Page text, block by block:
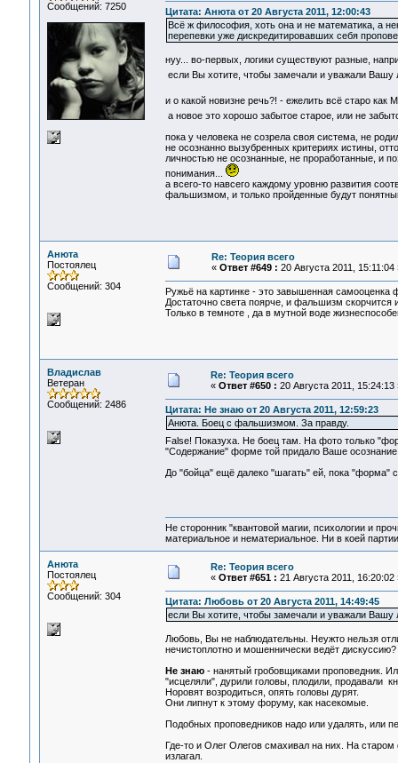
Сообщений: 7250
Цитата: Анюта от 20 Августа 2011, 12:00:43
Всё ж философия, хоть она и не математика, а
перепевки уже дискредитировавших себя
нуу... во-первых, логики существуют разные,
если Вы хотите, чтобы замечали и уважали Вашу
и о какой новизне речь?! - ежелить всё старо как
а новое это хорошо забытое старое, или не
пока у человека не созрела своя система, не
не осознанно вызубренных критериях истины,
личностью не осознанные, не проработанные, и
понимания...
а всего-то навсего каждому уровню развития
фальшизмом, и только пройденные будут
Анюта
Постоялец
Сообщений: 304
Re: Теория всего
« Ответ #649 : 20 Августа 2011, 15:11:04
Ружьё на картинке - это завышенная самооценка
Достаточно света поярче, и фальшизм скорчится
Только в темноте , да в мутной воде
Владислав
Ветеран
Сообщений: 2486
Re: Теория всего
« Ответ #650 : 20 Августа 2011, 15:24:13
Цитата: Не знаю от 20 Августа 2011, 12:59:23
Анюта. Боец с фальшизмом. За правду.
False! Показуха. Не боец там. На фото только
"Содержание" форме той придало Ваше
До "бойца" ещё далеко "шагать" ей, пока "форма"
Не сторонник "квантовой магии, психологии и
материальное и нематериальное. Ни в коей
Анюта
Постоялец
Сообщений: 304
Re: Теория всего
« Ответ #651 : 21 Августа 2011, 16:20:02
Цитата: Любовь от 20 Августа 2011, 14:49:45
если Вы хотите, чтобы замечали и уважали Вашу
Любовь, Вы не наблюдательны. Неужто нельзя
нечистоплотно и мошеннически ведёт дискуссию?
Не знаю- нанятый гробовщиками проповедник.
"исцеляли", дурили головы, плодили, продавали
Норовят возродиться, опять головы дурят.
Они липнут к этому форуму, как насекомые.
Подобных проповедников надо или удалять, или
Где-то и Олег Олегов смахивал на них. На
излагал.